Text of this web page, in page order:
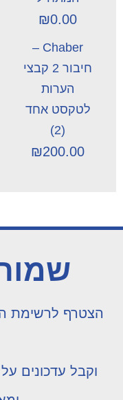
₪0.00
Chaber –
חיבור 2 קבצי
הערות
לטקסט אחד
(2)
₪200.00
הצטרף לרשימת
וקבל עדכונים